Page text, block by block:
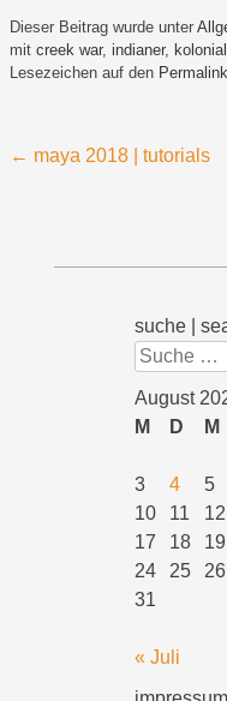
Dieser Beitrag wurde unter
mit creek war, indianer,
Lesezeichen auf den Permalink
Beitragsnavigation
← maya 2018 | tutorials
suche |
Suchen
August
M
D M
3
4 5
10
11 12
17
18 19
24
25 26
31
« Juli